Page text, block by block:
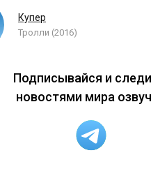
Купер
Тролли (2016)
Подписывайся и
новостями мира